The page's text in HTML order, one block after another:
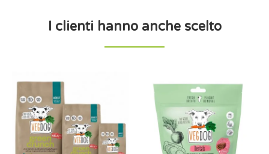
I clienti hanno anche scelto